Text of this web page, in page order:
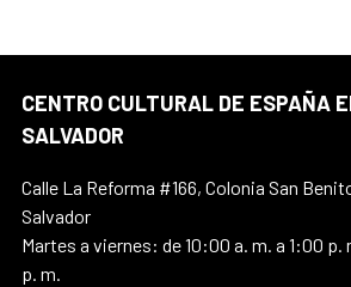
CENTRO CULTURAL DE ESPAÑA
SALVADOR
Calle La Reforma #166, Colonia San
Salvador
Martes a viernes: de 10:00 a. m. a 1:00 p.
p. m.